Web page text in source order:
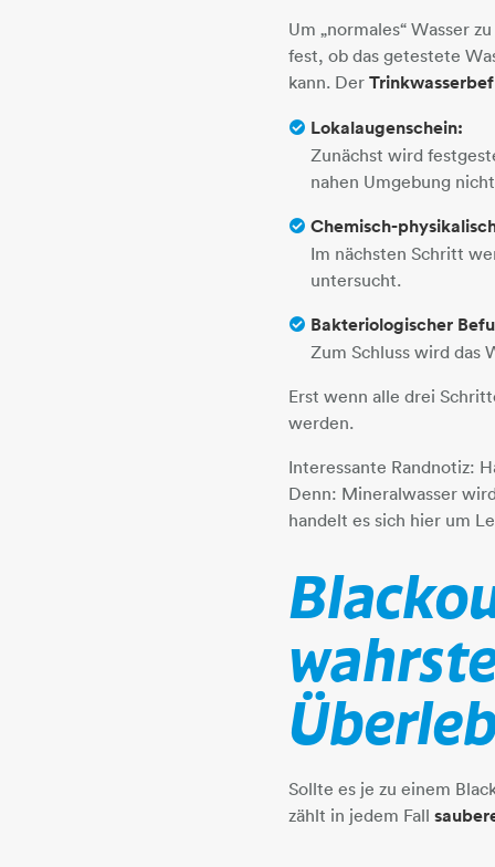
Um „normales“ Wasser
fest, ob das getestete
kann. Der
Lokalaugenschein:
Zunächst wird
nahen Umgebung
Chemisch-
Im nächsten Schritt
untersucht.
Bakteriologischer
Zum Schluss wird das
Erst wenn alle drei
werden.
Interessante Randnotiz:
Denn: Mineralwasser
handelt es sich hier um
Sollte es je zu einem
zählt in jedem Fall